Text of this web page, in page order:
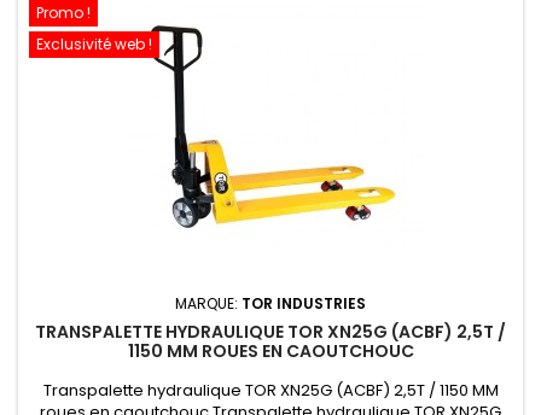
Promo !
Exclusivité web !
MARQUE: TOR INDUSTRIES
TRANSPALETTE HYDRAULIQUE TOR XN25G (ACBF) 2,5T /
1150 MM ROUES EN CAOUTCHOUC
Transpalette hydraulique TOR XN25G (ACBF) 2,5T / 1150 MM